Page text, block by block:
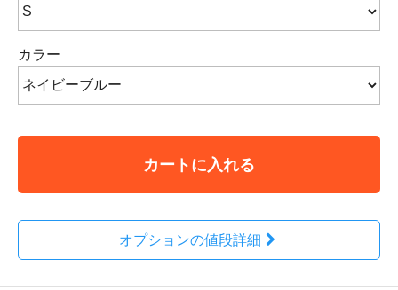
カラー
カートに入れる
オプションの値段詳細